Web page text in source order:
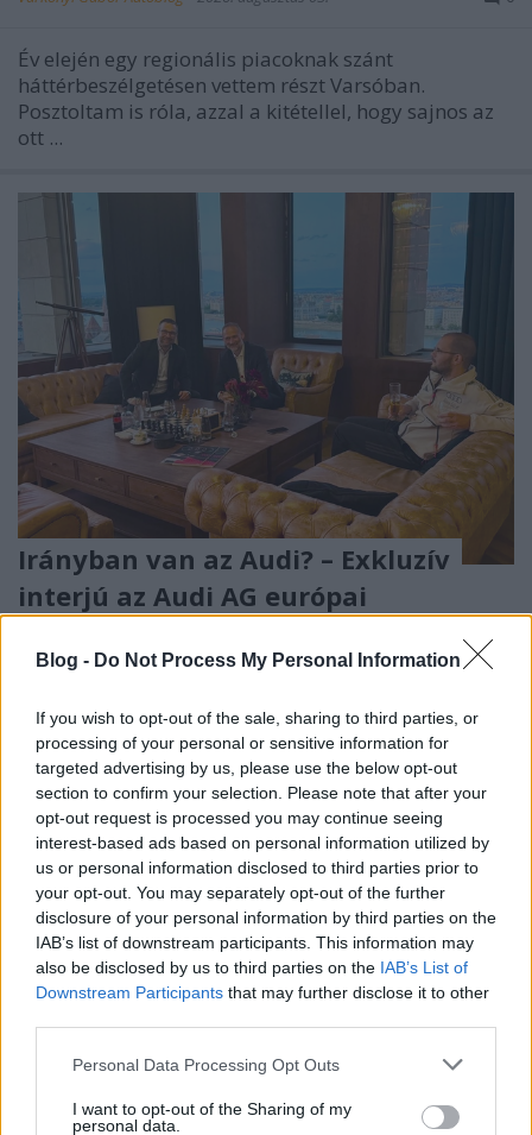
Blog - Do Not Process My Personal Information
If you wish to opt-out of the sale, sharing to third parties, or
processing of your personal or sensitive information for
targeted advertising by us, please use the below opt-out
section to confirm your selection. Please note that after your
opt-out request is processed you may continue seeing
interest-based ads based on personal information utilized by
us or personal information disclosed to third parties prior to
your opt-out. You may separately opt-out of the further
disclosure of your personal information by third parties on the
IAB’s list of downstream participants. This information may
also be disclosed by us to third parties on the IAB’s List of
Downstream Participants that may further disclose it to other
Please note that this website/app uses one or more Google
not limited to your visit or usage behaviour. You may click to
Personal Data Processing Opt Outs
I want to opt-out of the Sharing of my
personal data.
Év elején egy regionális piacoknak szánt
háttérbeszélgetésen vettem részt Varsóban.
Posztoltam is róla, azzal a kitétellel, hogy sajnos az
ott ...
Irányban van az Audi? – Exkluzív
interjú az Audi AG európai
értékesítésért felelős alelnökével,
Christian Bauerrel
Várkonyi Gábor Autóblog 2026. július 28.
Várkonyi Gábor
In den letzten fünf bis sechs Jahren war die Palette
von Audi nicht die jüngste, die man im
Premiumsegment anbieten konnte. Und ...